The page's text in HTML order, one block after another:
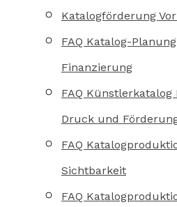
Katalogförderung
FAQ Katalog-
Finanzierung
FAQ Künstlerkatalog
Druck und
FAQ
Sichtbarkeit
FAQ